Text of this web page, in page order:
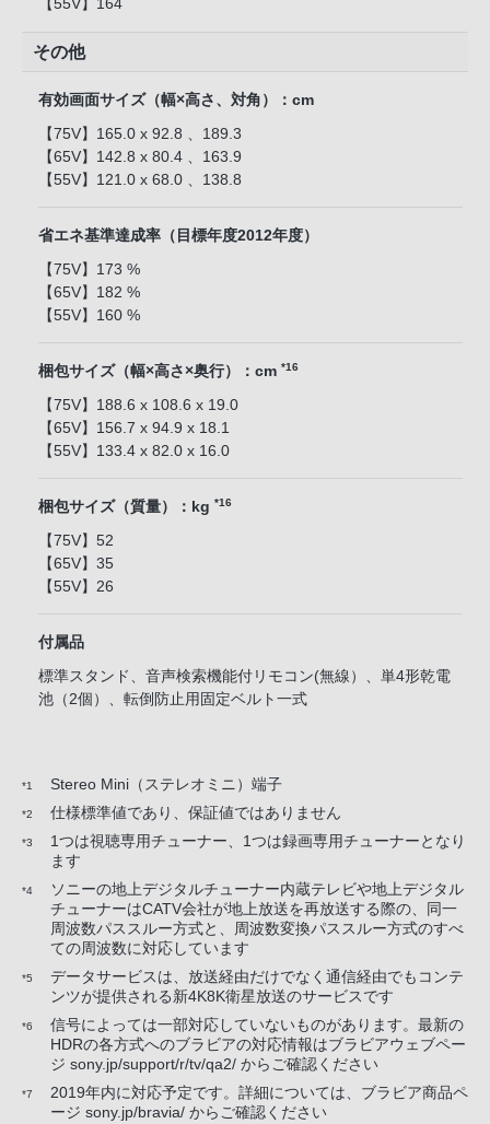
【55V】164
その他
有効画面サイズ（幅×高さ、対角）：cm
【75V】165.0 x 92.8 、189.3
【65V】142.8 x 80.4 、163.9
【55V】121.0 x 68.0 、138.8
省エネ基準達成率（目標年度2012年度）
【75V】173 %
【65V】182 %
【55V】160 %
梱包サイズ（幅×高さ×奥行）：cm *16
【75V】188.6 x 108.6 x 19.0
【65V】156.7 x 94.9 x 18.1
【55V】133.4 x 82.0 x 16.0
梱包サイズ（質量）：kg *16
【75V】52
【65V】35
【55V】26
付属品
標準スタンド、音声検索機能付リモコン(無線）、単4形乾電
池（2個）、転倒防止用固定ベルト一式
*1 Stereo Mini（ステレオミニ）端子
*2 仕様標準値であり、保証値ではありません
*3
1つは視聴専用チューナー、1つは録画専用チューナーとなり
ます
*4
ソニーの地上デジタルチューナー内蔵テレビや地上デジタル
チューナーはCATV会社が地上放送を再放送する際の、同一
周波数パススルー方式と、周波数変換パススルー方式のすべ
ての周波数に対応しています
*5
データサービスは、放送経由だけでなく通信経由でもコンテ
ンツが提供される新4K8K衛星放送のサービスです
*6
信号によっては一部対応していないものがあります。最新の
HDRの各方式へのブラビアの対応情報はブラビアウェブペー
ジ sony.jp/support/r/tv/qa2/ からご確認ください
*7
2019年内に対応予定です。詳細については、ブラビア商品ペ
ージ sony.jp/bravia/ からご確認ください